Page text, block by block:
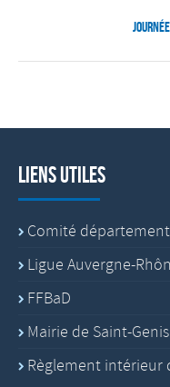
Liens utiles
Comité
Ligue Auvergne-
FFBaD
Mairie de Saint-Genis
Règlement intérieur